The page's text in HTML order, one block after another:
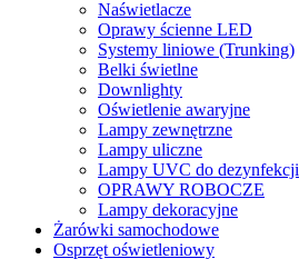
Naświetlacze
Oprawy ścienne LED
Systemy liniowe (Trunking)
Belki świetlne
Downlighty
Oświetlenie awaryjne
Lampy zewnętrzne
Lampy uliczne
Lampy UVC do dezynfekcji
OPRAWY ROBOCZE
Lampy dekoracyjne
Żarówki samochodowe
Osprzęt oświetleniowy